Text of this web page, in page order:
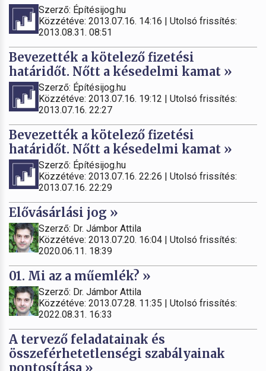
Szerző: Építésijog.hu
Közzétéve: 2013.07.16. 14:16 | Utolsó frissítés:
2013.08.31. 08:51
Bevezették a kötelező fizetési
határidőt. Nőtt a késedelmi kamat »
Szerző: Építésijog.hu
Közzétéve: 2013.07.16. 19:12 | Utolsó frissítés:
2013.07.16. 22:27
Bevezették a kötelező fizetési
határidőt. Nőtt a késedelmi kamat »
Szerző: Építésijog.hu
Közzétéve: 2013.07.16. 22:26 | Utolsó frissítés:
2013.07.16. 22:29
Elővásárlási jog »
Szerző: Dr. Jámbor Attila
Közzétéve: 2013.07.20. 16:04 | Utolsó frissítés:
2020.06.11. 18:39
01. Mi az a műemlék? »
Szerző: Dr. Jámbor Attila
Közzétéve: 2013.07.28. 11:35 | Utolsó frissítés:
2022.08.31. 16:33
A tervező feladatainak és
összeférhetetlenségi szabályainak
pontosítása »